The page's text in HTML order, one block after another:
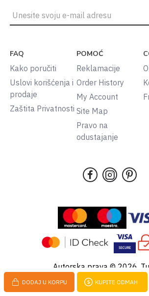
DODAJ U KORPU KUPITE ODMAH
FAQ
Kako poručiti
Uslovi korišćenja i
prodaje
Zaštita Privatnosti
POMOĆ
Reklamacije
Order History
My Account
Site Map
Pravo na
odustajanje
Autorska prava © 2026,
Sva prava pridržana.